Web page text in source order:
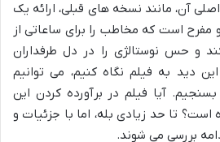
آن، مانند نسخه های قبلی، ارائه یک
است که مخاطب را برای ساعاتی از
و حس نوستالژی را در دل طرفداران
دید به فیلم نگاه کنیم، می توانیم
آیا فیلم در برآورده کردن این
تا حد زیادی بله، اما با جزئیات و
بررسی می شوند.